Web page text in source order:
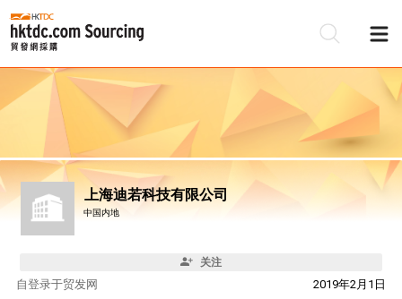
上海迪若科技有限公司
中国内地
关注
自 2019年2月1日
登录于贸发网